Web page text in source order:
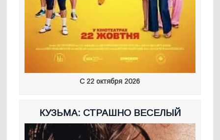
С 22 октября 2026
КУЗЬМА: СТРАШНО ВЕСЕЛЫЙ